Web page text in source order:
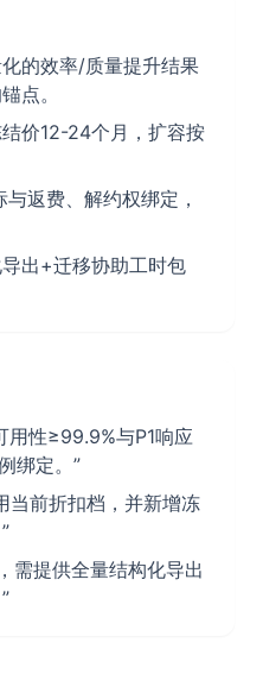
的效率/质量提升结果
点。
价12-24个月，扩容按
返费、解约权绑定，
出+迁移协助工时包
用性≥99.9%与P1响应
绑定。”
当前折扣档，并新增冻
需提供全量结构化导出